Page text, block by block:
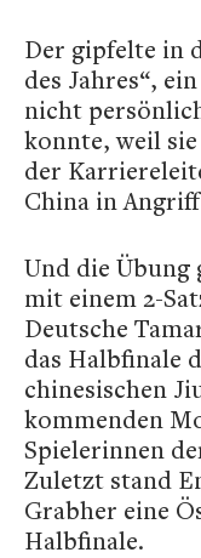
Der gipfelte in
des Jahres“,
nicht
konnte, weil
der
China in
Und die Übung
mit einem 2-
Deutsche
das Halbfinale
chinesischen
kommenden
Spielerinnen
Zuletzt stand
Grabher eine
Halbfinale.